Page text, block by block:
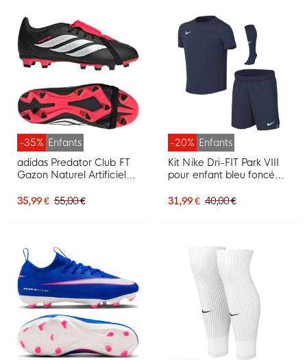
-35% Enfants
adidas Predator Club FT
Gazon Naturel Artificiel
Enfants Noir Blanc Rouge
35,99 € 55,00 €
-20% Enfants
Kit Nike Dri-FIT Park VIII
pour enfant bleu foncé
31,99 € 40,00 €